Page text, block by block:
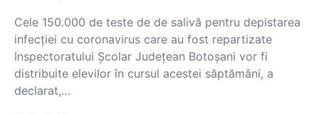
Cele 150.000 de teste de de salivă pentru depistarea
infecției cu coronavirus care au fost repartizate
Inspectoratului Şcolar Judeţean Botoşani vor fi
distribuite elevilor în cursul acestei săptămâni, a
declarat,…